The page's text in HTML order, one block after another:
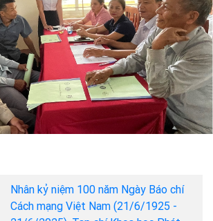
Nhân kỷ niệm 100 năm Ngày Báo chí
Cách mạng Việt Nam (21/6/1925 -